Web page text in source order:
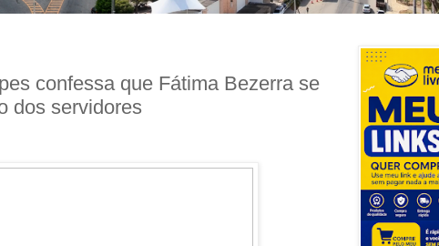
confessa que Fátima Bezerra se
dos servidores